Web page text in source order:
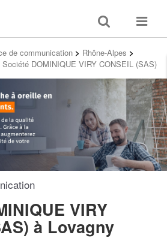
Toggle
search
Toggle
de communication > Rhône-Alpes >
Société DOMINIQUE VIRY CONSEIL (SAS)
VIRY
à Lovagny